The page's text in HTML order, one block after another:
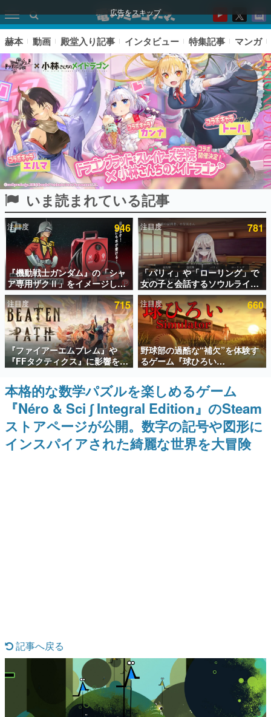
広告をスキップ
ピックアップ
電ファミのいま読まれている記事ランキング
アプリセール情報
インタビュー
連載・特集一覧
殿堂入り記事
SNS拡散数が数千以上！ ページビュー数万以上！ などな
ど。多くの人々に読まれた、電ファミ渾身の“殿堂入り”記
事をまとめました。
ゲームの企画書
名作ゲームクリエイターの方々に製作時のエピソードをお
聞きし、ヒットする企画（ゲーム）とは何か？を探ってい
きます。
赫本
この物語を解いてはいけない。『赫本』は、〈試験問題〉
なんでゲームは面白い？
ゲーム開発者・hamatsu氏がゲームの魅力を画面や操作の
具体的な形から解き明かしていく、硬派で骨太な評論連載
です。
赫本 動画 殿堂入り記事 インタビュー 特集記事 マンガ
いま読まれている記事
注目度 946
『機動戦士ガンダム』の「シャ
ア専用ザクⅡ」をイメージした
散水ホースリールが予約開始。
本体にはシャアのパーソナルマ
ークやジオン公国軍のエンブレ
ム、型式番号などを配置
注目度 781
「パリィ」や「ローリング」で
女の子と会話するソウルライク
恋愛ゲーム『小早川さんはソウ
ルライク』無料公開。返事に失
敗すると「YOU DIED」
注目度 715
『ファイアーエムブレム』や
『FFタクティクス』に影響を受
けた新作戦略RPG『Beaten
Path』2027年に発売へ。
PC（Steam）、PS5、Xbox、
Switch向けにリリース予定
注目度 660
野球部の過酷な“補欠”を体験す
るゲーム『球ひろい
Simulator』が「1件」のウィッ
シュリストをもとにチェコ語に
対応しSNSで話題に。『キング
ダム・カム』開発元やチェコの
プロ野球選手から称賛の声
本格的な数学パズルを楽しめるゲーム
『Néro & Sci ∫ Integral Edition』のSteam
ストアページが公開。数字の記号や図形に
インスパイアされた綺麗な世界を大冒険
記事へ戻る